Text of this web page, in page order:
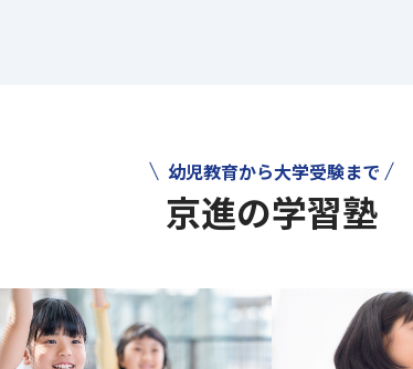
幼児教育から大学受験まで
京進の学習塾